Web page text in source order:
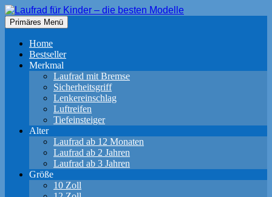
Zum
Inhalt
springen
Laufrad für Kinder – die besten
Modelle
Suchen
Primäres Menü
Home
Bestseller
Merkmal
Laufrad mit Bremse
Sicherheitsgriff
Lenkereinschlag
Luftreifen
Tiefeinsteiger
Alter
Laufrad ab 12 Monaten
Laufrad ab 2 Jahren
Laufrad ab 3 Jahren
Größe
10 Zoll